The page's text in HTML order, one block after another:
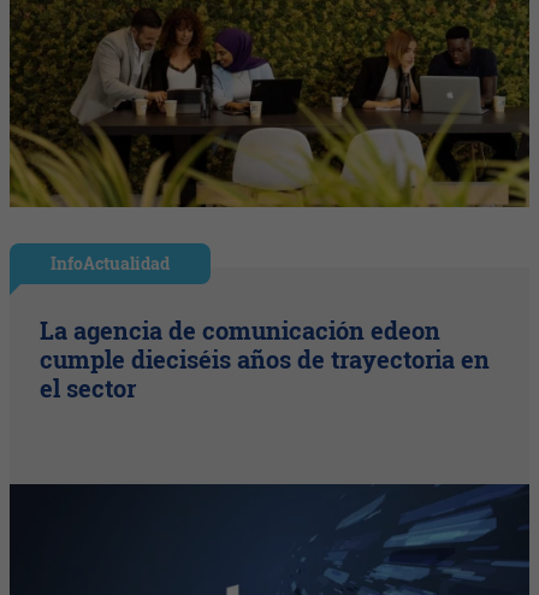
InfoActualidad
La agencia de comunicación edeon
cumple dieciséis años de trayectoria en
el sector